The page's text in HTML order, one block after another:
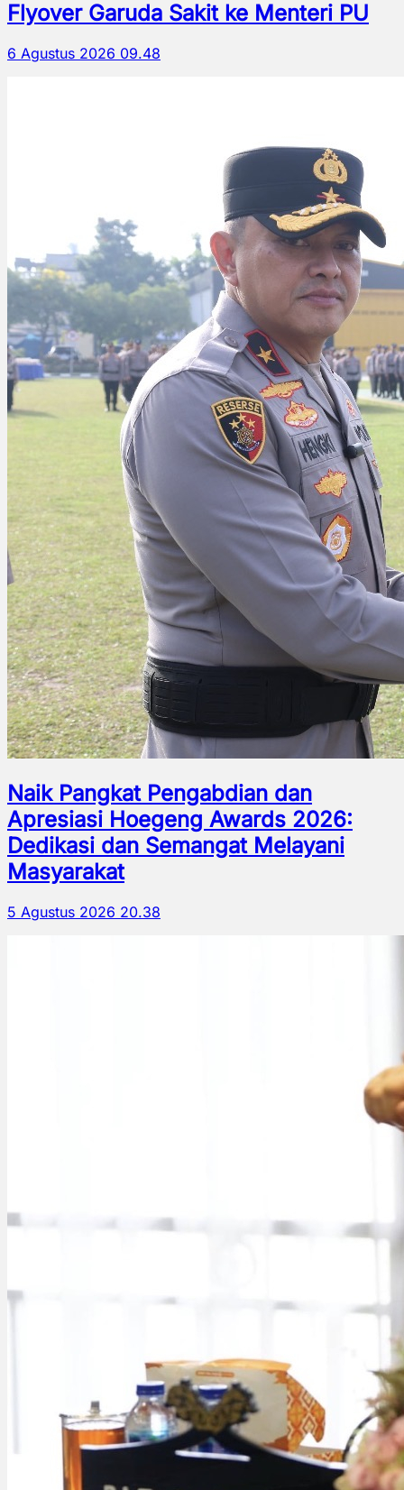
Flyover Garuda Sakit ke Menteri PU
6 Agustus 2026 09.48
Naik Pangkat Pengabdian dan
Apresiasi Hoegeng Awards 2026:
Dedikasi dan Semangat Melayani
Masyarakat
5 Agustus 2026 20.38